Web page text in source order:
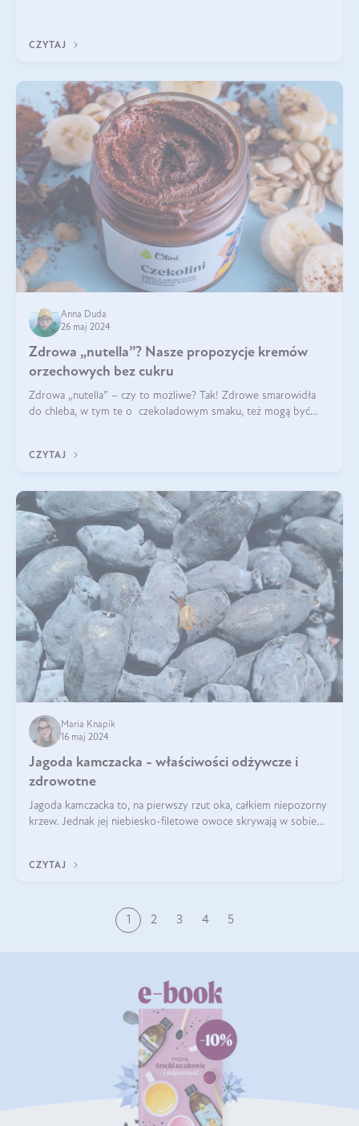
CZYTAJ
Anna Duda
26 maj 2024
Zdrowa „nutella”? Nasze propozycje kremów
orzechowych bez cukru
Zdrowa „nutella” – czy to możliwe? Tak! Zdrowe smarowidła
do chleba, w tym te o czekoladowym smaku, też mogą być
CZYTAJ
Maria Knapik
16 maj 2024
Jagoda kamczacka - właściwości odżywcze i
zdrowotne
Jagoda kamczacka to, na pierwszy rzut oka, całkiem niepozorny
krzew. Jednak jej niebiesko-filetowe owoce skrywają w sobie
CZYTAJ
1 2 3 4 5